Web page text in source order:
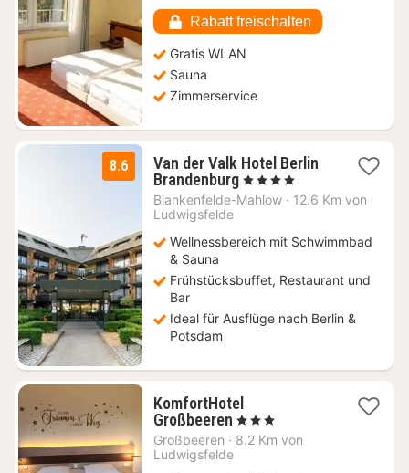
€
Rabatt freischalten
Gratis WLAN
Sauna
Zimmerservice
8.6
Van der Valk Hotel Berlin
Brandenburg1
Nacht
€
, 4 Sterne
Blankenfelde-Mahlow · 12.6 Km von
Ludwigsfelde
Wellnessbereich mit Schwimmbad
& Sauna
Frühstücksbuffet, Restaurant und
Bar
Ideal für Ausflüge nach Berlin &
Potsdam
KomfortHotel
Großbeeren 1
Nacht
, 3 Sterne
Großbeeren · 8.2 Km von
Ludwigsfelde